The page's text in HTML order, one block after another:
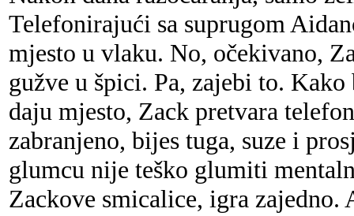
Telefonirajući sa suprugom
mjesto u vlaku. No, očekivano,
gužve u špici. Pa, zajebi to.
daju mjesto, Zack pretvara
zabranjeno, bijes tuga, suze i
glumcu nije teško glumiti
Zackove smicalice, igra